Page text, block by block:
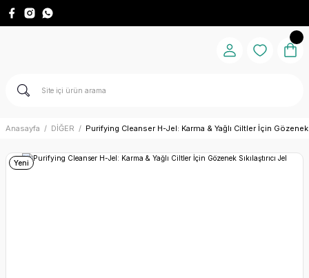
Anasayfa DİĞER Purifying Cleanser H-Jel: Karma & Yağlı Ciltler İçin Gözenek
Yeni